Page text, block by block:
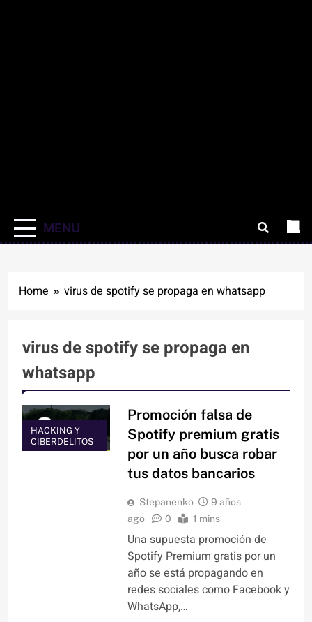
MENU
Home virus de spotify se propaga en whatsapp
virus de spotify se propaga en
whatsapp
HACKING Y
CIBERDELITOS
Promoción falsa de
Spotify premium gratis
por un año busca robar
tus datos bancarios
Stepanenko
9 años
ago
0 1 mins
Una supuesta promoción de
Spotify Premium gratis por un
año se está propagando en
redes sociales como Facebook y
WhatsApp,…